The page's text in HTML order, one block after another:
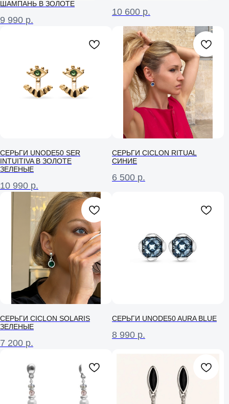
ШАМПАНЬ В ЗОЛОТЕ
9 990 р.
10 600 р.
СЕРЬГИ UNODE50 SER
INTUITIVA В ЗОЛОТЕ
ЗЕЛЕНЫЕ
10 990 р.
СЕРЬГИ CICLON RITUAL
СИНИЕ
6 500 р.
СЕРЬГИ CICLON SOLARIS
ЗЕЛЕНЫЕ
7 200 р.
СЕРЬГИ UNODE50 AURA BLUE
8 990 р.